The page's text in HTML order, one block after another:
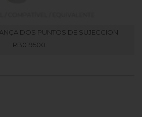
DOS PUNTOS DE SUJECCION
RB019500